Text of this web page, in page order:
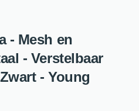
- Mesh en
- Verstelbaar
- Young